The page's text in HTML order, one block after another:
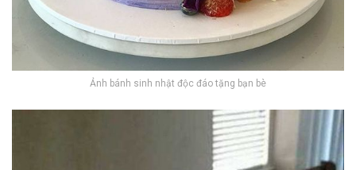
Ảnh bánh sinh nhật độc đáo tặng bạn bè